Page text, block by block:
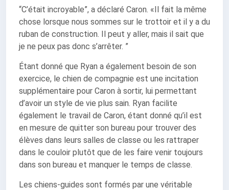
“C’était incroyable”, a déclaré Caron. «Il fait la même
chose lorsque nous sommes sur le trottoir et il y a du
ruban de construction. Il peut y aller, mais il sait que
je ne peux pas donc s’arrêter. ”
Étant donné que Ryan a également besoin de son
exercice, le chien de compagnie est une incitation
supplémentaire pour Caron à sortir, lui permettant
d’avoir un style de vie plus sain. Ryan facilite
également le travail de Caron, étant donné qu’il est
en mesure de quitter son bureau pour trouver des
élèves dans leurs salles de classe ou les rattraper
dans le couloir plutôt que de les faire venir toujours
dans son bureau et manquer le temps de classe.
Les chiens-guides sont formés par une véritable